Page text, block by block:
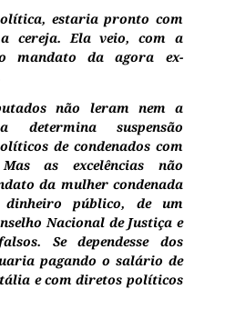
estaria pronto com
cereja. Ela veio, com a
mandato da agora ex-
não leram nem a
determina suspensão
de condenados com
as excelências não
da mulher condenada
público, de um
Nacional de Justiça e
Se dependesse dos
pagando o salário de
e com diretos políticos